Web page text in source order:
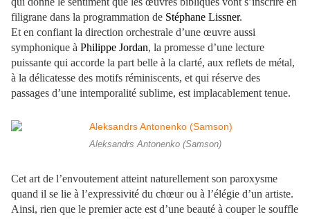
filigrane dans la programmation de Stéphane Lissner.
Et en confiant la direction orchestrale d’une œuvre aussi
symphonique à Philippe Jordan, la promesse d’une lecture
puissante qui accorde la part belle à la clarté, aux reflets de métal,
à la délicatesse des motifs réminiscents, et qui réserve des
passages d’une intemporalité sublime, est implacablement tenue.
Aleksandrs Antonenko (Samson)
Cet art de l’envoutement atteint naturellement son paroxysme
quand il se lie à l’expressivité du chœur ou à l’élégie d’un artiste.
Ainsi, rien que le premier acte est d’une beauté à couper le souffle